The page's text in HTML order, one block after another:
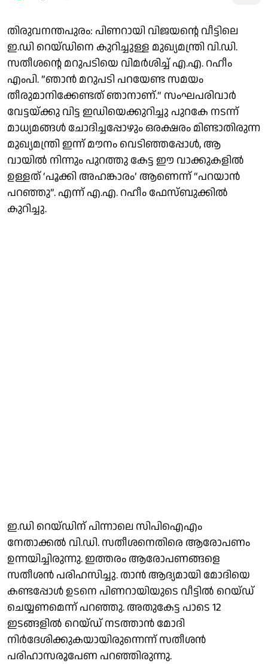
തിരുവനന്തപുരം: പിണറായി വിജയൻ്റെ വീട്ടിലെ
ഇ.ഡി റെയ്‌ഡിനെ കുറിച്ചുള്ള മുഖ്യമന്ത്രി വി.ഡി.
സതീശൻ്റെ മറുപടിയെ വിമർശിച്ച് എ.എ. റഹീം
എംപി. ”ഞാൻ മറുപടി പറയേണ്ട സമയം
തീരുമാനിക്കേണ്ടത് ഞാനാണ്.“ സംഘപരിവാർ
വേട്ടയ്ക്കു വിട്ട ഇഡിയെക്കുറിച്ചു പുറകേ നടന്ന്
മാധ്യമങ്ങൾ ചോദിച്ചപ്പോഴും ഒരക്ഷരം മിണ്ടാതിരുന്ന
മുഖ്യമന്ത്രി ഇന്ന് മൗനം വെടിഞ്ഞപ്പോൾ, ആ
വായിൽ നിന്നും പുറത്തു കേട്ട ഈ വാക്കുകളിൽ
ഉള്ളത് ‘പൂക്കി അഹങ്കാരം’ ആണെന്ന് “പറയാൻ
പറഞ്ഞു”. എന്ന് എ.എ. റഹീം ഫേസ്ബുക്കിൽ
കുറിച്ചു.
ഇ.ഡി റെയ്‌ഡിന് പിന്നാലെ സിപിഐഎം
നേതാക്കൽ വി.ഡി. സതീശനെതിരെ ആരോപണം
ഉന്നയിച്ചിരുന്നു. ഇത്തരം ആരോപണങ്ങളെ
സതീശന്‍ പരിഹസിച്ചു. താന്‍ ആദ്യമായി മോദിയെ
കണ്ടപ്പോള്‍ ഉടനെ പിണറായിയുടെ വീട്ടില്‍ റെയ്ഡ്
ചെയ്യണമെന്ന് പറഞ്ഞു. അതുകേട്ട പാടെ 12
ഇടങ്ങളില്‍ റെയ്ഡ് നടത്താന്‍ മോദി
നിര്‍ദേശിക്കുകയായിരുന്നെന്ന് സതീശന്‍
പരിഹാസരൂപേണ പറഞ്ഞിരുന്നു.